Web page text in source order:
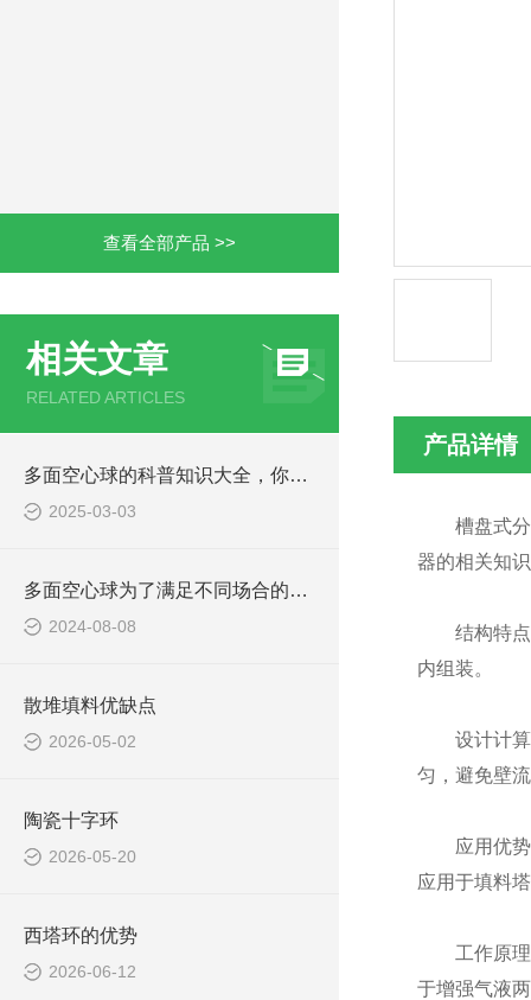
查看全部产品 >>
相关文章
RELATED ARTICLES
多面空心球的科普知识大全，你真不一定都知道
2025-03-03
多面空心球为了满足不同场合的需求，有着多种规格
2024-08-08
散堆填料优缺点
2026-05-02
陶瓷十字环
2026-05-20
西塔环的优势
2026-06-12
产品详情
槽盘式分布
器的相关知
结构特点：
内组装。
设计计算：
匀，避免壁
应用优势：
应用于填料
工作原理：
于增强气液